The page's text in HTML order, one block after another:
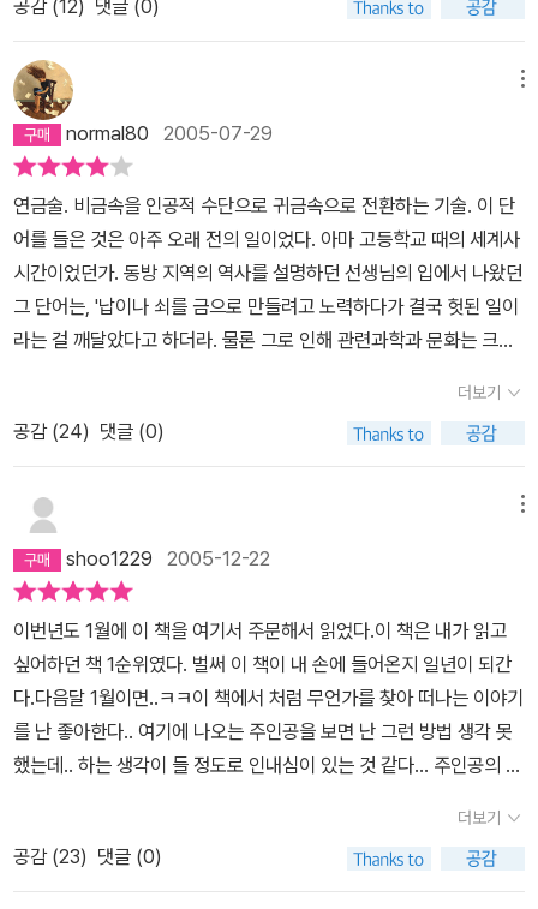
께 정착하기를 바랬습니다그만큼 나는 책을 읽는 순간에도 익숙한 것
이 주는 안정밖에 모르는 사람이었던 것이죠.떠나지 못하게 그를 막
는 것은아무것도 없었다그 자신말고는​행복의 비밀은 이세상 모든 아
름다움을 보는것그리고 동시에숟가락 속에 담긴 기름 두 방울을 잊지
않는 것나는 크리스털가게 주인과 같은 마음이었다​크리스털가게주인
의 말지금의 이 가게가 내가 바라던 꼭 그만큼의 가게 라는걸 알게 된
거지~~난 어떻게 달라져야 하는지도 모르고 또 달라지고 싶지도 않
네​​이 대목은 나를 계속 생각하게 한다나의 현재만을 파먹고 살것인
가!미래를 위해 현재 가진 것을 놓는 용기를 자질 것인가!우타리가 있
책.그리고 무한히 다시 원점으로 돌아올때마다 나를 다시 깨우는 책
연금술사입니다.연금술사에게 산티아고의 하는 이 고백이 너무나 와
닿았고 이순간 위로가 되었습니다나만 자아의신화 찾기가 두려운것
이 아니었구나!​내 마음은 고통받을까봐 두려워하고 있어요 연금술사
는 산티아고에게 이렇게 말한다고통 그 자체보다 고통에 대한 두려움
이 더 나쁜거라고 그대의 마음에게 일러주게연금술사가 산티아고에
게 직접 이르는 말이 아니었죠 스스로에게 일러 주라고 했습니다가장
어두운 시간은 해뜨기전그때 자신을 절망으로 내몰지 말게그것은 그
대가 그대의 마음과 대화하는 걸방해만 할뿐이니그게 연금술의 존재
이유야우리 모두 자신의 보물을 찾아전보다 더 나은 삶을 찾아 가는
것​그게 연금술인거지다
nger!이라 했던가.가슴 흔들리는 감개가 이토록 큰 무량함으로 다가
오는걸 보니 아마도 난 좀더stronger해진 것일지도 모르겠다고 생각
한다.수 권 읽어 본 금강경에 대한 책들과도 그 맥이 통한다는 것을 알
겠다.코엘료는 어떻게 알았을까?간절히 원하면 우주가 도와준다
는 것을.사람에게는 꿈꾸는 것을 실현할 능력이 있음을.모든 것들
은 하나라는 것을.<벤자민 버튼의 시간은 거꾸로 간다>에서 말하
는 '상호작용'을.마음이 말하는 것에 귀 기울여야 한다는 것을.꿈을 이
루지 못하게 만드는 것은, 실패할지도 모른다는 두려움이라는 것을.
사람의 마음을 가장 강하게 끌어 당기는 것은 아름다움이라는 것을.
만물의 정기란 신의 정기의 일부이며, 신의 정기가 곧 그 자신의 영혼
임을.만물의 언어는 이미 우리가 알고 있으며, 다만 깨치지 못하고 있
을 뿐이라는 것을.마크툽 이라는 것을!이 책이 주는 위로와 위안이 그
닥 없다면 그 사람은 여지껏 큰 고난과 시련이 없었다고 봐도 무방하
의 신화를 찾고자 하는자기 계발의 열망은 세상 누구도 비슷한가 보
다.코엘료, 그는 금강경에 이미 통달해 보인다.*이 세상에는 위대
한 진실이 하나 있어. 무언가를 온 마음을 다해 원한다면 반드시 그렇
게된다는 거야. 무언가를 바라는 마음은 곧 우주의 마음으로부터 비
롯된 때문이지.*자네가 무언가를 간절히 원할 때 온 우주는 자네
의 소망이 실현되도록 도와준다네.*사람에게는 꿈꾸는 것을 실현
할 능력이 있음을...*자아의 신화보다는 남들이 팝콘 장수와 양치기
에 대해 어떻게 생각하는지가 더 중요한문제가 되어버린 거지.*에메
을 깨뜨렸다.마침내 그는 포기하기로 마음 먹었다. 그런데 그 순간
은 그가 에메랄드를 캐기 위해돌 하나만, 단지 돌 하나만 더 깨트리
면 되는 그런 순간이기도 했다.*사람들은 삶의 이유를 무척 빨리 배
공감 (12) 댓글 (0)
normal80 2005-07-29
연금술. 비금속을 인공적 수단으로 귀금속으로 전환하는 기술. 이 단
어를 들은 것은 아주 오래 전의 일이었다. 아마 고등학교 때의 세계사
시간이었던가. 동방 지역의 역사를 설명하던 선생님의 입에서 나왔던
그 단어는, '납이나 쇠를 금으로 만들려고 노력하다가 결국 헛된 일이
라는 걸 깨달았다고 하더라. 물론 그로 인해 관련과학과 문화는 크게
느낌으로 내게 다가왔다. 반 아이들도 같이 웃어버렸고, 이야기는 다
시 긴 역사로 돌아갔다. 그러나 지금 와서 생각해보면, 단 한 가지 목
적을 위해 자신의 인생을 바칠 수 있었다는 것은 더없이 멋진 일이 아
닐까- 하는 생각이 들었다. 비록 그들의 믿음이 잘못되었고 그들의 노
것을 던져버릴 수 있는 열정. 그것은 그들이 찾고자 했던 금보다 더 귀
한 것은 아니었을까? 그리고 그 과정에서, 그들은 자신만의 금을 발
견한 것은 아니었을까? 소설 '연금술사'의 주인공 산티아고도-결론부
터 얘기하자면- 그것을 발견한 사람이다.스페인 안달루시아 지방의
양치기 소년 산티아고는 꿈속에서 이집트 피라미드로 가 숨겨진 보물
을 찾으라는 계시를 받는다. “자아의 신화를 이루어내는 것이야말로
이 세상 모든 사람들에게 부과된 유일한 의무지. 자네가 무언가를 간
절히 원할 때 온 우주는 자네의 소망이 실현되도록 도와준다네. '‘늙은
왕’의 권유를 따라 아프리카로 건너간 소년 산티아고. 그는 피라미드
더보기
공감 (24) 댓글 (0)
shoo1229 2005-12-22
이번년도 1월에 이 책을 여기서 주문해서 읽었다.이 책은 내가 읽고
싶어하던 책 1순위였다. 벌써 이 책이 내 손에 들어온지 일년이 되간
다.다음달 1월이면..ㅋㅋ이 책에서 처럼 무언가를 찾아 떠나는 이야기
를 난 좋아한다.. 여기에 나오는 주인공을 보면 난 그런 방법 생각 못
했는데.. 하는 생각이 들 정도로 인내심이 있는 것 같다... 주인공의 모
읽고 싶다면 서둘러서 읽어도 좋을 듯.. 한번 읽으면 멈출 수 없다.
더보기
공감 (23) 댓글 (0)